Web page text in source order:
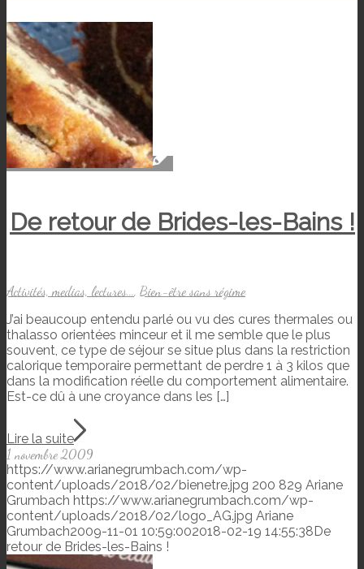
De retour de Brides-les-Bains !
Activités, medias, lectures..., Bien-être sans régime
J’ai beaucoup entendu parlé ou vu des cures thermales ou
thalasso orientées minceur et il me semble que le plus
souvent, ce type de séjour se situe plus dans la restriction
calorique temporaire permettant de perdre 1 à 3 kilos que
dans la modification réelle du comportement alimentaire.
Est-ce dû à une croyance dans les […]
Lire la suite
1 novembre 2009
https://www.arianegrumbach.com/wp-
content/uploads/2018/02/bienetre.jpg 200 829 Ariane
Grumbach https://www.arianegrumbach.com/wp-
content/uploads/2018/02/logo_AG.jpg Ariane
Grumbach2009-11-01 10:59:002018-02-19 14:55:38De
retour de Brides-les-Bains !